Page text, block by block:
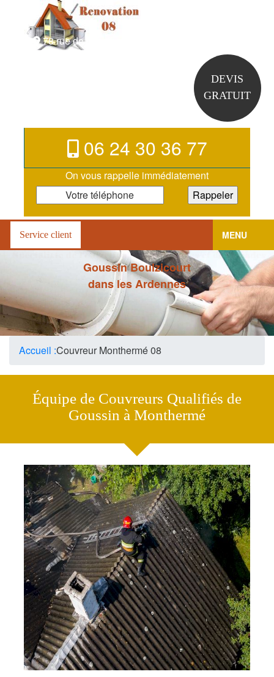
78 rue de la halbotine 08410 Boulzicourt
DEVIS
GRATUIT
06 24 30 36 77
On vous rappelle immédiatement
Service client MENU
Goussin Boulzicourt
dans les Ardennes
Accueil :Couvreur Monthermé 08
Équipe de Couvreurs Qualifiés de
Goussin à Monthermé